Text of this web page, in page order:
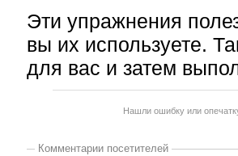
Эти упражнения
вы их используете.
для вас и затем
Нашли ошибку или
Комментарии посетителей